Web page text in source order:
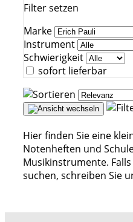
Filter setzen
Marke
Instrument
Schwierigkeit
sofort lieferbar
Hier finden Sie eine
Notenheften und
Musikinstrumente.
suchen, schreiben Sie